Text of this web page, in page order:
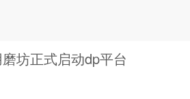
坊正式启动dp平台